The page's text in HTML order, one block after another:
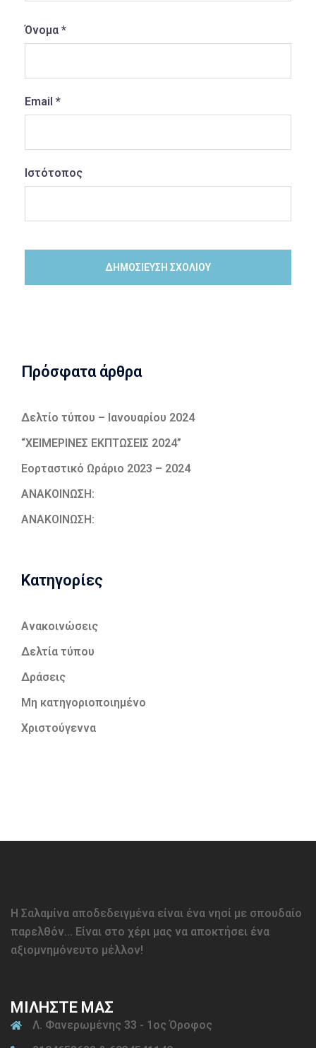
Όνομα *
Email *
Ιστότοπος
Πρόσφατα άρθρα
Δελτίο τύπου – Ιανουαρίου 2024
“ΧΕΙΜΕΡΙΝΕΣ ΕΚΠΤΩΣΕΙΣ 2024”
Εορταστικό Ωράριο 2023 – 2024
ΑΝΑΚΟΙΝΩΣΗ:
ΑΝΑΚΟΙΝΩΣΗ:
Kατηγορίες
Ανακοινώσεις
Δελτία τύπου
Δράσεις
Μη κατηγοριοποιημένο
Χριστούγεννα
Η Σαλαμίνα αποδεδειγμένα είναι ένα νησί με σπουδαίο
παρελθόν… Είναι στο χέρι μας να αποκτήσει ένα
αξιομνημόνευτο μέλλον!
ΜΙΛΗΣΤΕ ΜΑΣ
Λ. Φανερωμένης 33 - 1ος Όροφος